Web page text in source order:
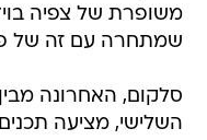
משופרת של צפיה
שמתחרה עם זה של
סלקום, האחרונה
השלישי, מציעה